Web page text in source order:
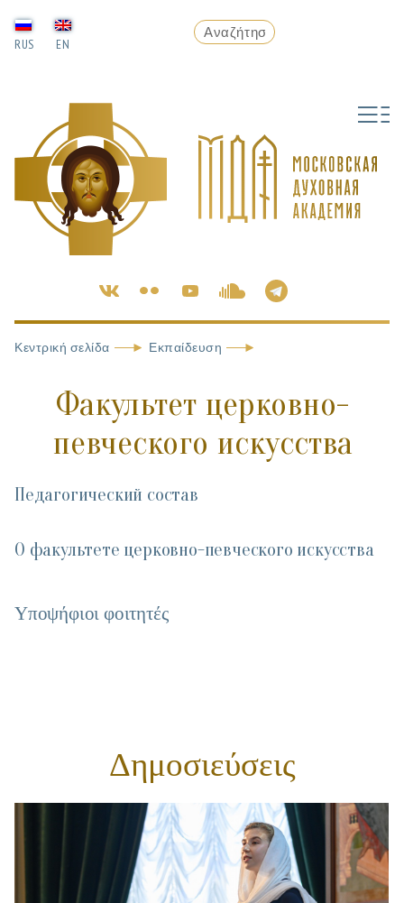
RUS EN
Κεντρική σελίδα Εκπαίδευση
Факультет церковно-
певческого искусства
Педагогический состав
О факультете церковно-певческого искусства
Υποψήφιοι φοιτητές
Δημοσιεύσεις